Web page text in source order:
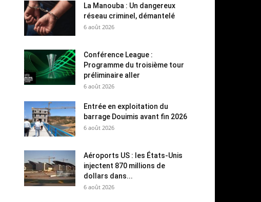
La Manouba : Un dangereux
réseau criminel, démantelé
6 août 2026
Conférence League :
Programme du troisième tour
préliminaire aller
6 août 2026
Entrée en exploitation du
barrage Douimis avant fin 2026
6 août 2026
Aéroports US : les États-Unis
injectent 870 millions de
dollars dans...
6 août 2026